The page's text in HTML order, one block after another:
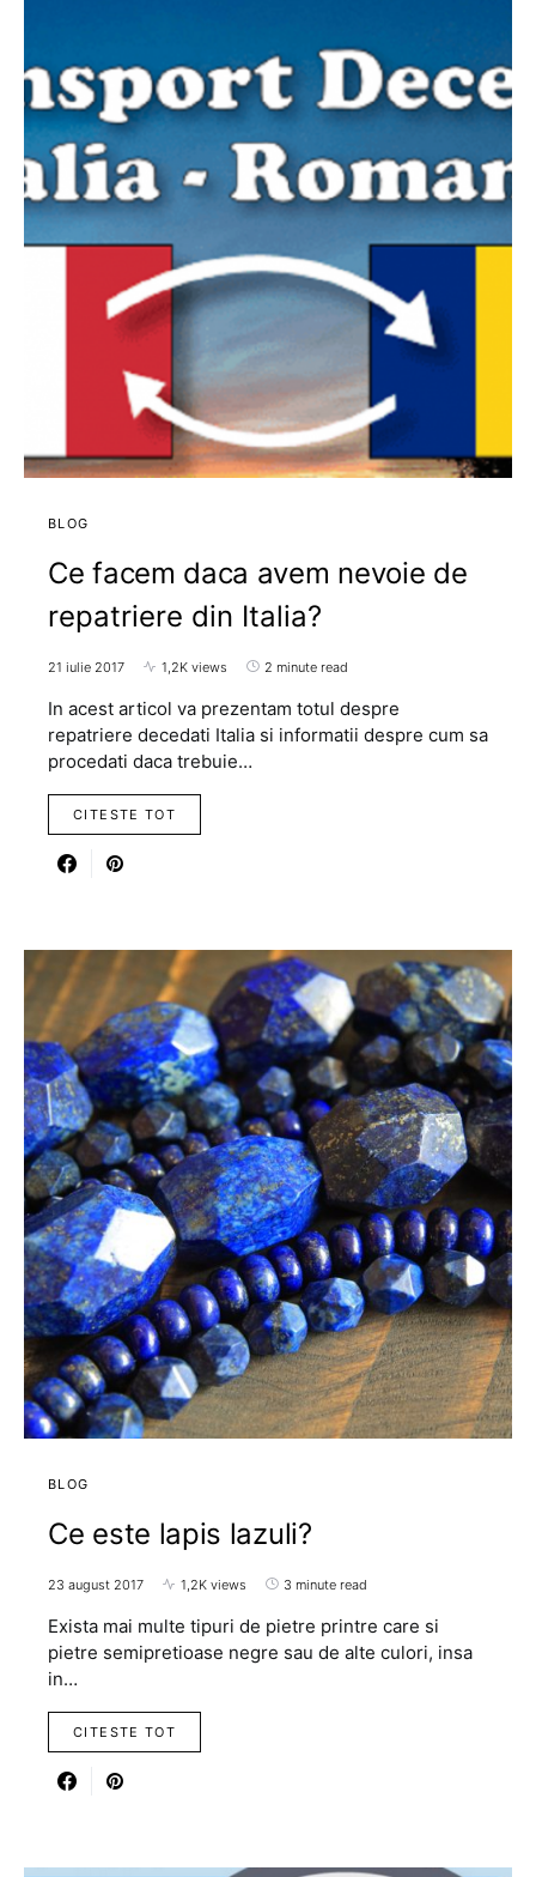
BLOG
Ce facem daca avem nevoie de
repatriere din Italia?
21 iulie 2017 1,2K views 2 minute read
In acest articol va prezentam totul despre
repatriere decedati Italia si informatii despre cum sa
procedati daca trebuie…
CITESTE TOT
BLOG
Ce este lapis lazuli?
23 august 2017 1,2K views 3 minute read
Exista mai multe tipuri de pietre printre care si
pietre semipretioase negre sau de alte culori, insa
in…
CITESTE TOT